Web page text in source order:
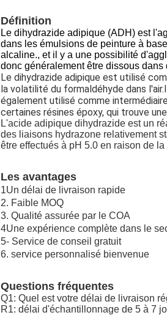
Définition
Le dihydrazide adipique (ADH) est
dans les émulsions de peinture à
alcaline., et il y a une possibilité
donc généralement être dissous
Le dihydrazide adipique est utilisé
la volatilité du formaldéhyde dans
également utilisé comme
certaines résines époxy, qui trouve
L'acide adipique dihydrazide est un
des liaisons hydrazone relativement
être effectués à pH 5.0 en raison de
Les avantages
1Un délai de livraison rapide
2. Faible MOQ
3. Qualité assurée par le COA
4Une expérience complète dans le
5- Service de conseil gratuit
6. service personnalisé bienvenue
Questions fréquentes
Q1: Quel est votre délai de livraison
R1: délai d'échantillonnage de 5 à 7